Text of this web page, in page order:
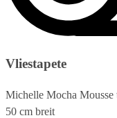
Vliestapete
Michelle Mocha Mousse
50 cm breit